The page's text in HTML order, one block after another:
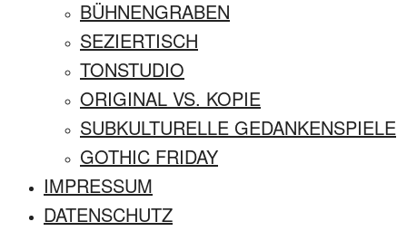
BÜHNENGRABEN
SEZIERTISCH
TONSTUDIO
ORIGINAL VS. KOPIE
SUBKULTURELLE GEDANKENSPIELE
GOTHIC FRIDAY
IMPRESSUM
DATENSCHUTZ